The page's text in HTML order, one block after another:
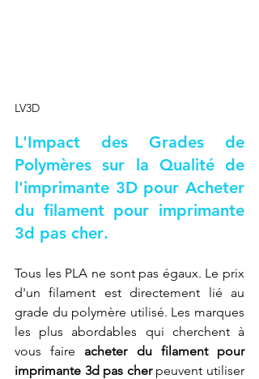
LV3D
L'Impact des Grades de
Polymères sur la Qualité de
l'imprimante 3D pour Acheter
du filament pour imprimante
3d pas cher.
Tous les PLA ne sont pas égaux. Le prix
d'un filament est directement lié au
grade du polymère utilisé. Les marques
les plus abordables qui cherchent à
vous faire acheter du filament pour
imprimante 3d pas cher peuvent utiliser